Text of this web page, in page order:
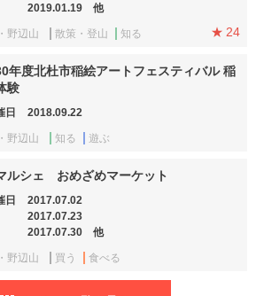
2019.01.19 他
野辺山 散策・登山 知る 24
年度北杜市稲絵アートフェスティバル 稲
験
日 2018.09.22
野辺山 知る 遊ぶ
ルシェ おめざめマーケット
日
2017.07.02
2017.07.23
2017.07.30 他
野辺山 買う 食べる